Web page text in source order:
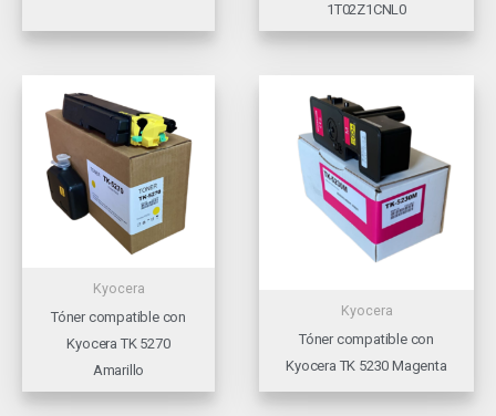
1T02Z1CNL0
Kyocera
Tóner compatible con
Kyocera TK 5270
Amarillo
Kyocera
Tóner compatible con
Kyocera TK 5230 Magenta